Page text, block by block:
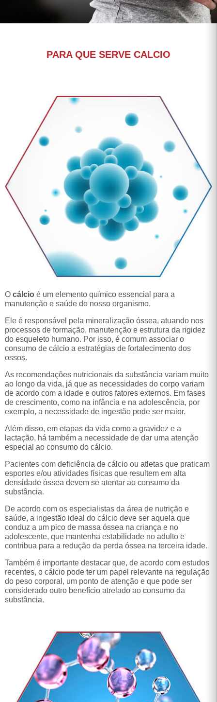
PARA QUE SERVE CALCIO
O cálcio
é um elemento químico essencial para a
manutenção e saúde do nosso organismo.
Ele é responsável pela mineralização óssea, atuando nos
processos de formação, manutenção e estrutura da rigidez
do esqueleto humano. Por isso, é comum associar o
consumo de cálcio a estratégias de fortalecimento dos
ossos.
As recomendações nutricionais da substância variam muito
ao longo da vida, já que as necessidades do corpo variam
de acordo com a idade e outros fatores externos. Em fases
de crescimento, como na infância e na adolescência, por
exemplo, a necessidade de ingestão pode ser maior.
Além disso, em etapas da vida como a gravidez e a
lactação, há também a necessidade de dar uma atenção
especial ao consumo do cálcio.
Pacientes com deficiência de cálcio ou atletas que praticam
esportes e/ou atividades físicas que resultem em alta
densidade óssea devem se atentar ao consumo da
substância.
De acordo com os especialistas da área de nutrição e
saúde, a ingestão ideal do cálcio deve ser aquela que
conduz a um pico de massa óssea na criança e no
adolescente, que mantenha estabilidade no adulto e
contribua para a redução da perda óssea na terceira idade.
Também é importante destacar que, de acordo com estudos
recentes, o cálcio pode ter um papel relevante na regulação
do peso corporal, um ponto de atenção e que pode ser
considerado outro benefício atrelado ao consumo da
substância.